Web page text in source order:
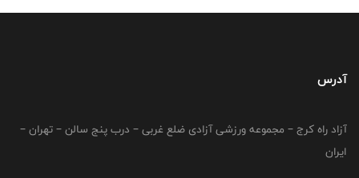
آدرس
آزاد راه کرج – مجموعه ورزشی آزادی ضلع غربی – درب پنج سالن – تهران –
ایران